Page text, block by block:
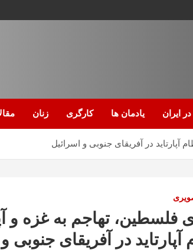
ایران یادمان ها کارگری زنان
آپارتاید در آفریقای جنوبی